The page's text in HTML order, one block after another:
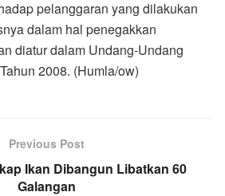
pelanggaran yang dilakukan
dalam hal penegakkan
diatur dalam Undang-Undang
2008. (Humla/ow)
Previous Post
Ikan Dibangun Libatkan 60
Galangan